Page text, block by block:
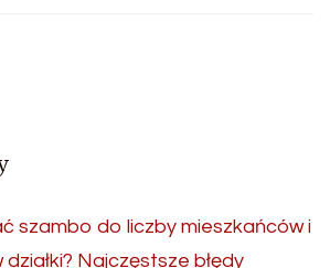
szambo do liczby mieszkańców i
Najczęstsze błędy